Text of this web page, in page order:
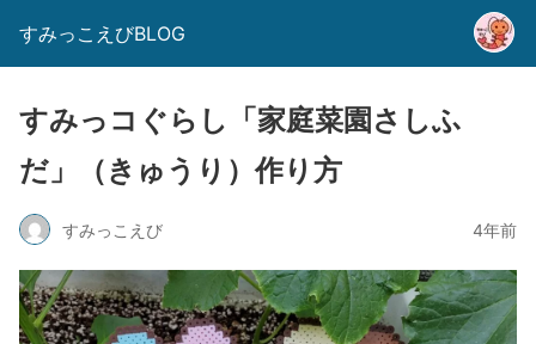
すみっこえびBLOG
すみっコぐらし「家庭菜園さしふ
だ」（きゅうり）作り方
すみっこえび 4年前